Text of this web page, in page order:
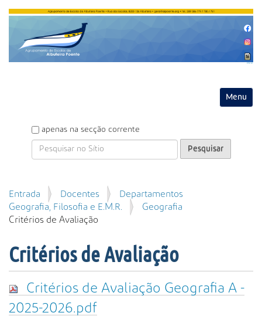
Toggle
P
e
i
s
a
apenas na secção corrente
P
e
s
i
A
v
a
Entrada Docentes
Departamentos
Geografia, Filosofia e E.M.R.
Geografia
Critérios de Avaliação
Critérios de Avaliação
Critérios de Avaliação Geografia A -
2025-2026.pdf